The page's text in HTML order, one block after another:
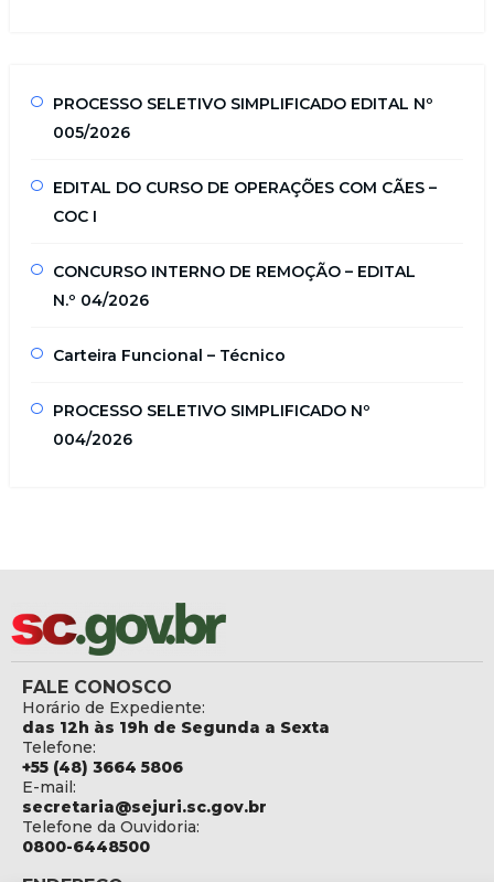
PROCESSO SELETIVO SIMPLIFICADO EDITAL Nº
005/2026
EDITAL DO CURSO DE OPERAÇÕES COM CÃES –
COC I
CONCURSO INTERNO DE REMOÇÃO – EDITAL
N.º 04/2026
Carteira Funcional – Técnico
PROCESSO SELETIVO SIMPLIFICADO Nº
004/2026
FALE CONOSCO
Horário de Expediente:
das 12h às 19h de Segunda a Sexta
Telefone:
+55 (48) 3664 5806
E-mail:
secretaria@sejuri.sc.gov.br
Telefone da Ouvidoria:
0800-6448500